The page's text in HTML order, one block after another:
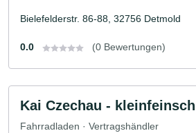
Bielefelderstr. 86-88, 32756 Detmold
0.0 (0 Bewertungen)
Kai Czechau -
Fahrradladen · Vertragshändler